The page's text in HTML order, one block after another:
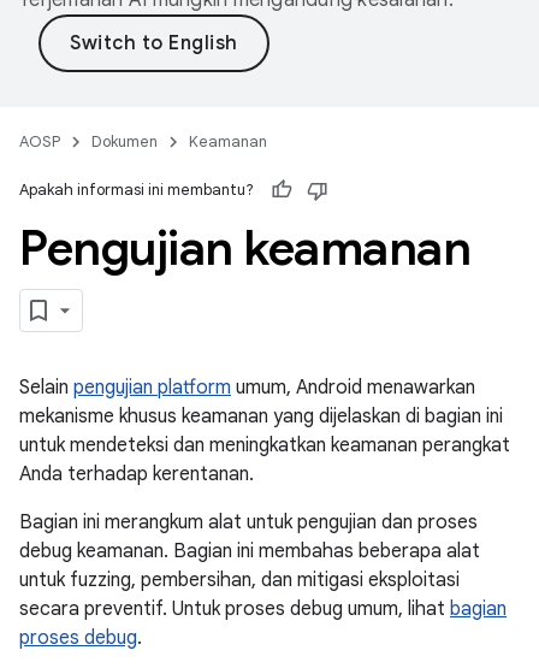
AOSP Dokumen Keamanan
Apakah informasi ini membantu?
Pengujian keamanan
Selain pengujian platform umum, Android menawarkan
mekanisme khusus keamanan yang dijelaskan di bagian ini
untuk mendeteksi dan meningkatkan keamanan perangkat
Anda terhadap kerentanan.
Bagian ini merangkum alat untuk pengujian dan proses
debug keamanan. Bagian ini membahas beberapa alat
untuk fuzzing, pembersihan, dan mitigasi eksploitasi
secara preventif. Untuk proses debug umum, lihat bagian
proses debug.